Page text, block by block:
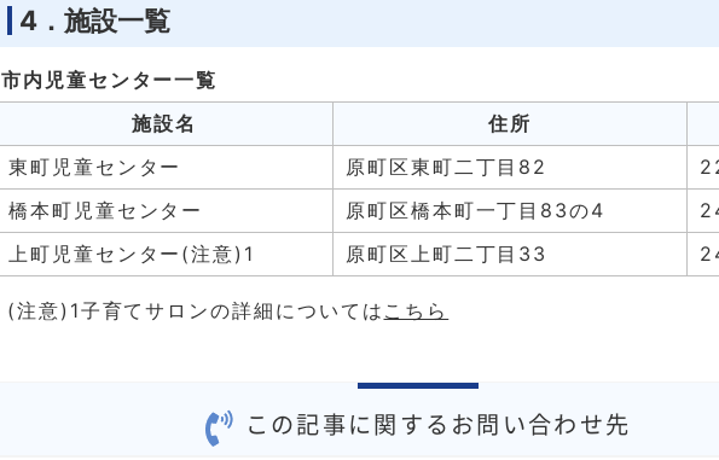
4．施設一覧
市内児童センター一覧
施設名
住所
東町児童センター
原町区東町二丁目82
橋本町児童センター
原町区橋本町一丁目83の4
上町児童センター(注意)1
原町区上町二丁目33
(注意)1子育てサロンの詳細については こちら
この記事に関するお問い合わせ先